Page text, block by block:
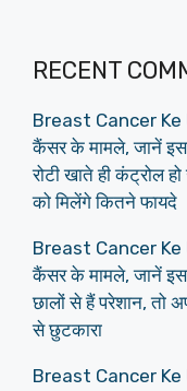
RECENT
Breast Cancer Ke
कैंसर के मामले, जानें
रोटी खाते ही कंट्रोल
को मिलेंगे कितने फायदे
Breast Cancer Ke
कैंसर के मामले, जानें
छालों से हैं परेशान, तो
से छुटकारा
Breast Cancer Ke